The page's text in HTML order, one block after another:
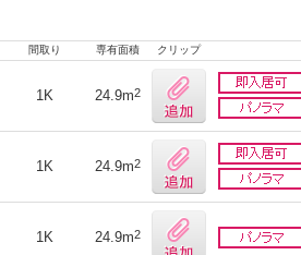
間取り 専有面積 クリップ
1K 24.9m2
1K 24.9m2
1K 24.9m2